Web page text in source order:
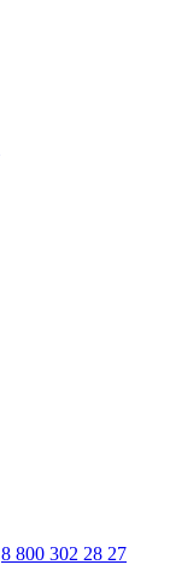
8 800 302 28 27